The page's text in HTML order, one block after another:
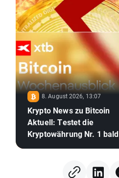
8. August 2026, 13:07
Krypto News zu Bitcoin
Aktuell: Testet die
Kryptowährung Nr. 1 bald